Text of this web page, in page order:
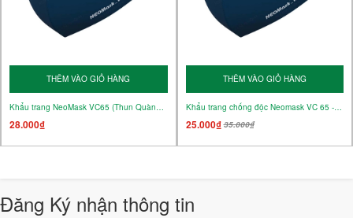
THÊM VÀO GIỎ HÀNG
Khẩu trang NeoMask VC65 (Thun Quàng Gáy) Xanh đen
28.000₫
THÊM VÀO GIỎ HÀNG
Khẩu trang chống độc Neomask VC 65 - Thun Quàng Tai
25.000₫35.000₫
Đăng Ký nhận thông tin